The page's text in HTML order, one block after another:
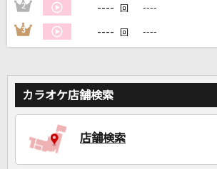
もっと見る
DAMの新曲・ランキングなど
2 ---- 回 ----
3 ---- 回 ----
カラオケ店舗検索
店舗検索